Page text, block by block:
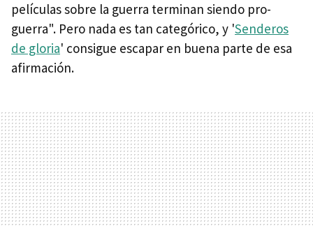
películas sobre la guerra terminan siendo pro-
guerra". Pero nada es tan categórico, y 'Senderos
de gloria' consigue escapar en buena parte de esa
afirmación.